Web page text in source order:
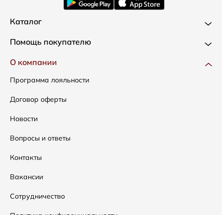
Каталог
Новинки
Одежда
Сумки
Аксессуары
Распродажа
Подарочные сертификаты
Помощь покупателю
Доставка и оплата
Как оформить заказ
Условия возвратов
Таблица размеров
Уход за одеждой
О компании
Программа лояльности
Договор оферты
Новости
Вопросы и ответы
Контакты
Вакансии
Сотрудничество